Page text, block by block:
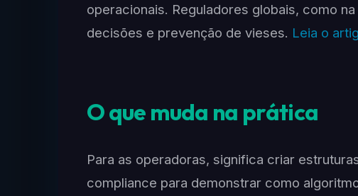
operacionais. Reguladores globais, como
decisões e prevenção de vieses. Leia o
O que muda na prática
Para as operadoras, significa criar
compliance para demonstrar como